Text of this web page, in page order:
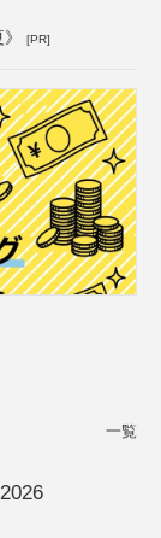
[PR]
一覧